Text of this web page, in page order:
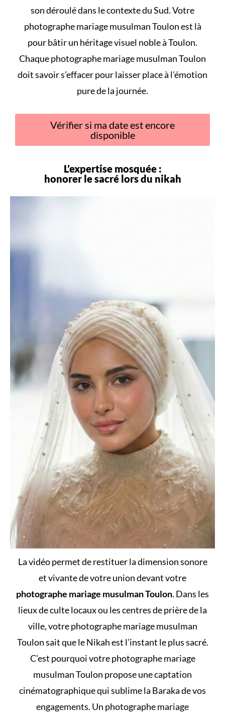
son déroulédans le contexte du Sud. Votre
photographe mariage musulman Toulon est là
pour bâtir un héritage visuel noble à Toulon.
Chaque photographe mariage musulman Toulon
doit savoir s’effacer pour laisser place à l’émotion
pure de la journée.
Vérifier si ma date est encore
disponible
L’expertise mosquée :
honorer le sacré lors du nikah
La vidéo permet de restituer la dimension sonore
et vivante de votre union devant votre
photographe mariage musulman Toulon. Dans les
lieux de culte locaux ou les centres de prière de la
ville, votre photographe mariage musulman
Toulon sait que le Nikah est l’instant le plus sacré.
C’est pourquoi votre photographe mariage
musulman Toulon propose une captation
cinématographique qui sublime la Baraka de vos
engagements. Un photographe mariage